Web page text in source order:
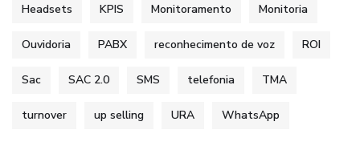
Headsets KPIS Monitoramento Monitoria
Ouvidoria PABX reconhecimento de voz ROI
Sac SAC 2.0 SMS telefonia TMA
turnover up selling URA WhatsApp